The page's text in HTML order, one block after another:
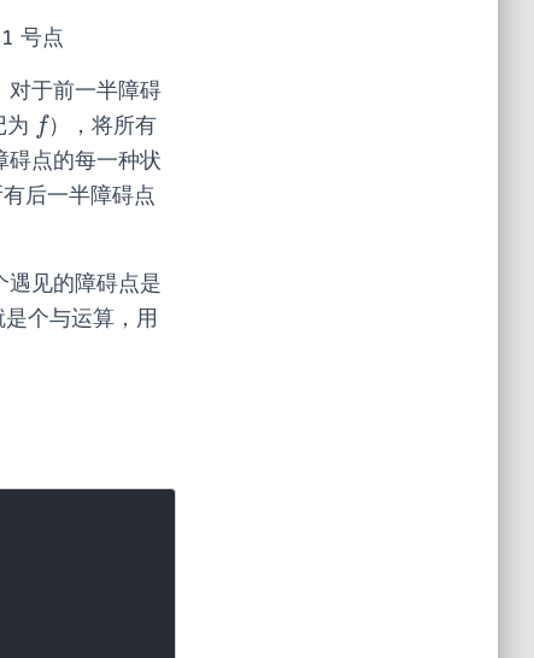
号点
对于前一半障碍
为 f
f），将所有
碍点的每一种状
后一半障碍点
遇见的障碍点是
个与运算，用